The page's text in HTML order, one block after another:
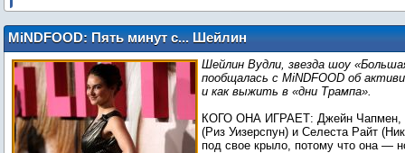
MiNDFOOD: Пять минут с... Шейлин
Вудли
Шейлин Вудли, звезда шоу
пообщалась с MiNDFOOD об
и как выжить в «дни Трампа».
КОГО ОНА ИГРАЕТ: Джейн Чапмен,
(Риз Уизерспун) и Селеста Райт
под свое крыло, потому что она —